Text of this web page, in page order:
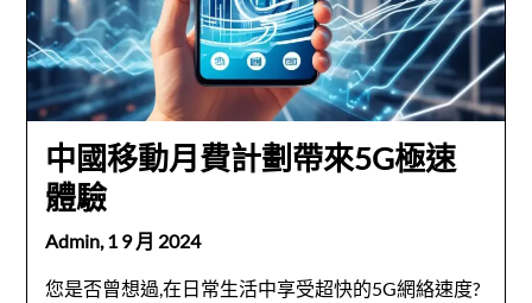
中國移動月費計劃帶來5G極速
體驗
Admin,1 9 月 2024
您是否曾想過,在日常生活中享受超快的5G網絡速度?